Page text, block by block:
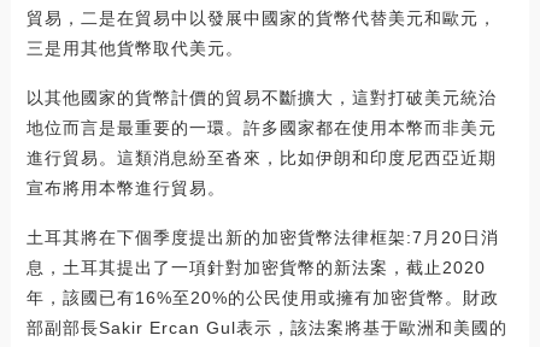
貿易，二是在貿易中以發展中國家的貨幣代替美元和歐元，
三是用其他貨幣取代美元。
以其他國家的貨幣計價的貿易不斷擴大，這對打破美元統治
地位而言是最重要的一環。許多國家都在使用本幣而非美元
進行貿易。這類消息紛至沓來，比如伊朗和印度尼西亞近期
宣布將用本幣進行貿易。
土耳其將在下個季度提出新的加密貨幣法律框架:7月20日消
息，土耳其提出了一項針對加密貨幣的新法案，截止2020
年，該國已有16%至20%的公民使用或擁有加密貨幣。財政
部副部長Sakir Ercan Gul表示，該法案將基于歐洲和美國的